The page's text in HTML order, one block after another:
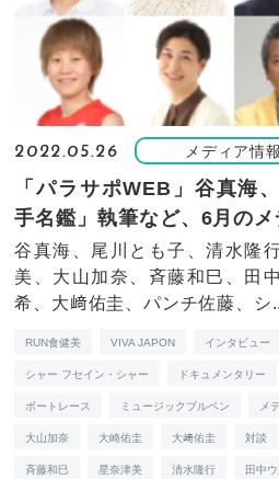
2022.05.26 メディア情報
「パラサポWEB」谷真海
手名鑑」執筆など、6月の
谷真海、尾川とも子、清水隆
美、大山加奈、斉藤和巳、田
希、大﨑佑圭、パンチ佐藤、シ
RUN食健美 VIVA JAPON インタビュー
シャー フセイン・シャー ドキュメンタリー
ボートレース ミュージックブルペン メ
大山加奈 大崎佑圭 大﨑佑圭 対談
斉藤和巳 星奈津美 清水隆行 田中